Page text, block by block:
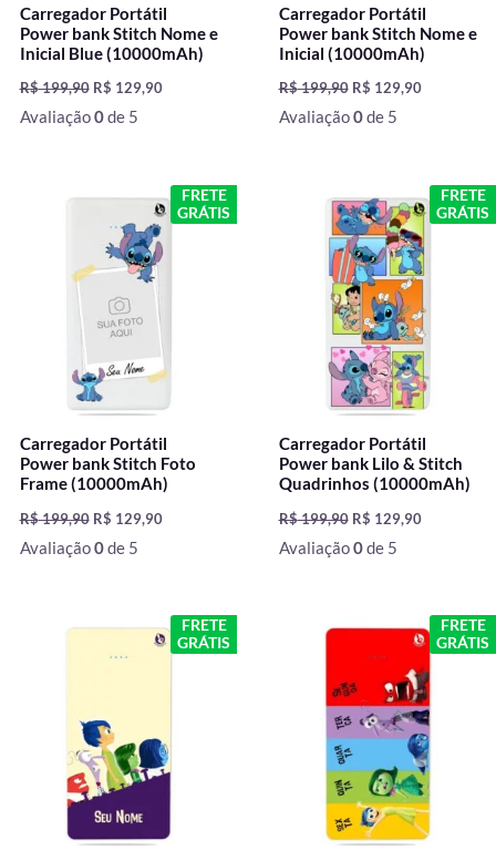
Carregador Portátil
Power bank Stitch Nome e
Inicial Blue (10000mAh)
R$199,90 R$ 129,90
Avaliação0de 5
Carregador Portátil
Power bank Stitch Nome e
Inicial (10000mAh)
R$199,90 R$ 129,90
Avaliação0de 5
FRETE
GRÁTIS
Carregador Portátil
Power bank Stitch Foto
Frame (10000mAh)
R$199,90
original
era:
R$ 199,90.
R$ 129,90
O
preço
atual
é:
Avaliação0de 5
FRETE
GRÁTIS
Carregador Portátil
Power bank Lilo & Stitch
Quadrinhos (10000mAh)
R$199,90
preço
original
era:
R$ 199,90.
R$ 129,90
O
preço
atual
é:
R$ 129,90.
Avaliação0de 5
FRETE
GRÁTIS
original
O
preço
FRETE
GRÁTIS
original
era:
R$ 199,90.
O
preço
é:
R$ 129,90.